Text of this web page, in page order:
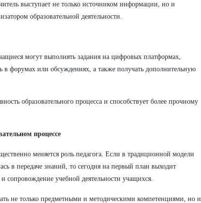
выступает не только источником информации, но и
образовательной деятельности.
могут выполнять задания на цифровых платформах,
в форумах или обсуждениях, а также получать дополнительную
образовательного процесса и способствует более прочному
процессе
меняется роль педагога. Если в традиционной модели
в передаче знаний, то сегодня на первый план выходит
сопровождение учебной деятельности учащихся.
не только предметными и методическими компетенциями, но и